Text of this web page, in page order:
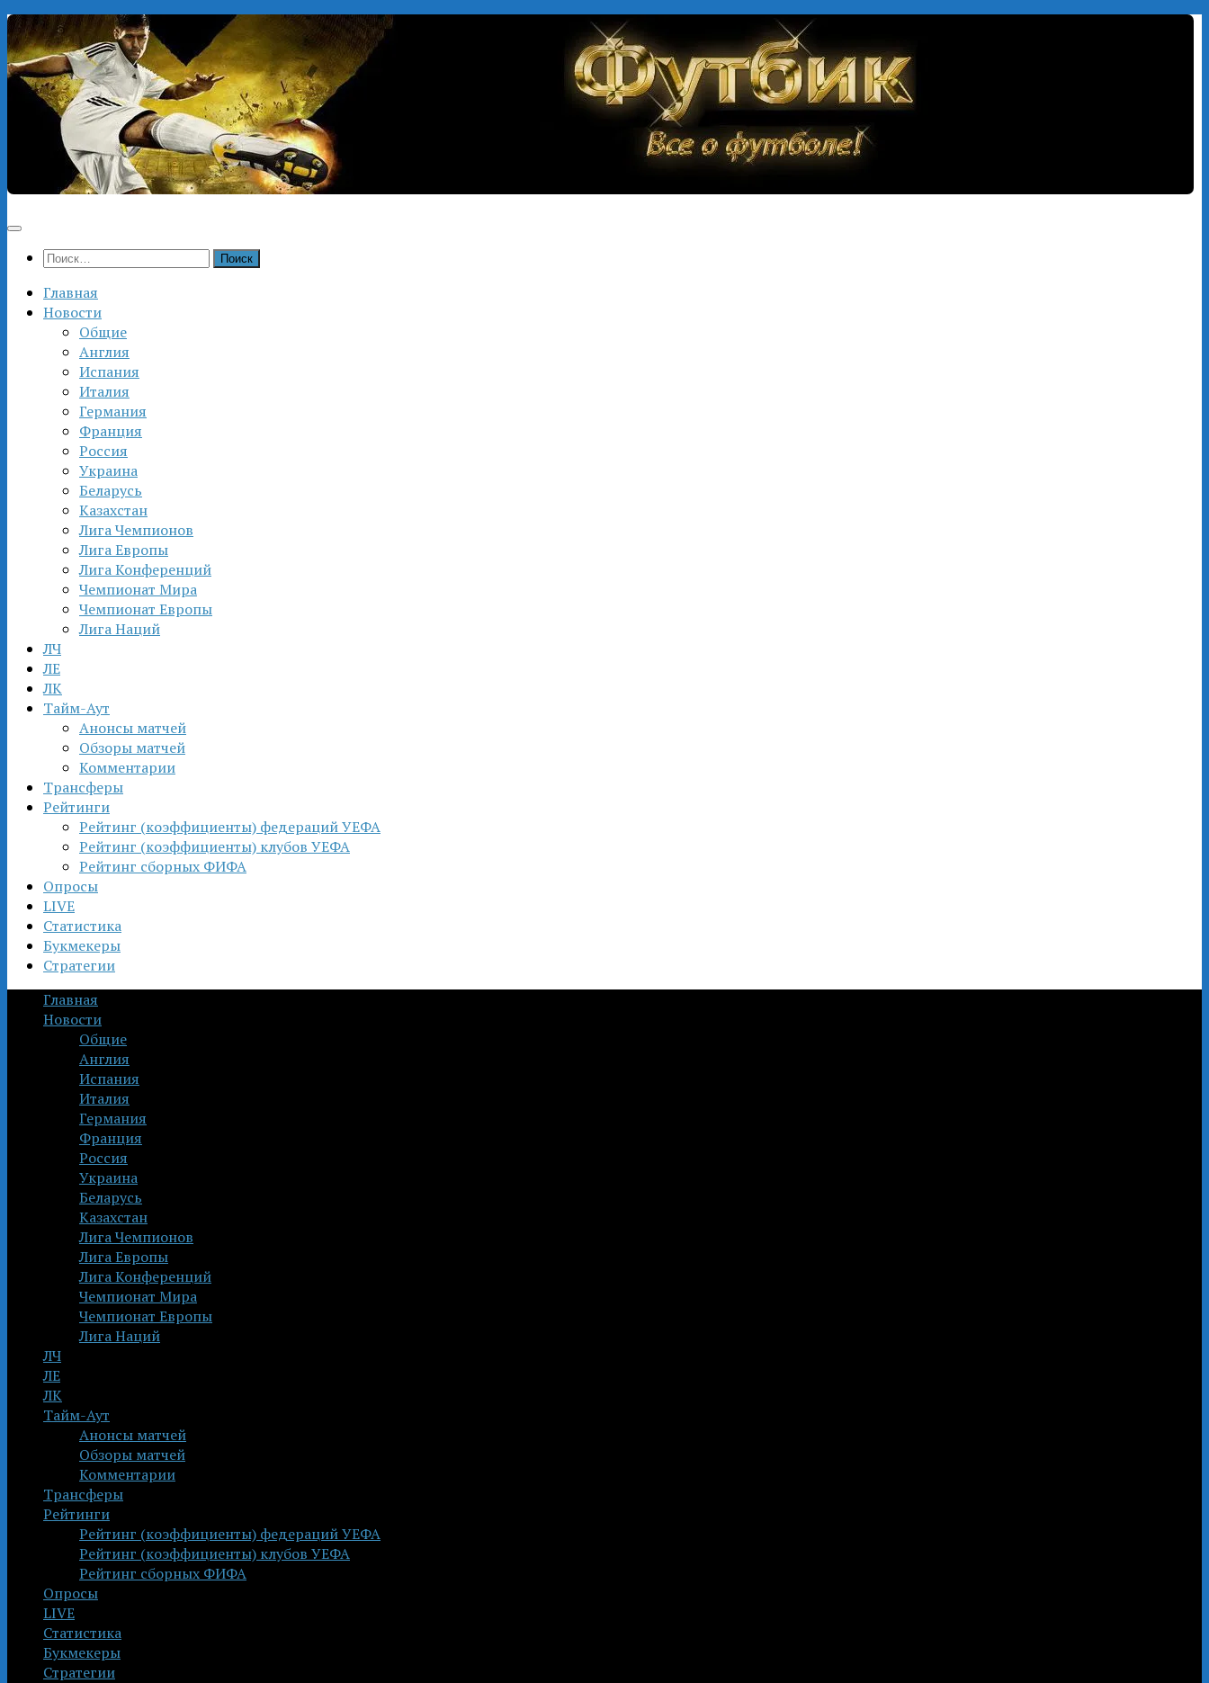
Перейти
к
содержимому
Найти:
Главная
Новости
Общие
Англия
Испания
Италия
Германия
Франция
Россия
Украина
Беларусь
Казахстан
Лига Чемпионов
Лига Европы
Лига Конференций
Чемпионат Мира
Чемпионат Европы
Лига Наций
ЛЧ
ЛЕ
ЛК
Тайм-Аут
Анонсы матчей
Обзоры матчей
Комментарии
Трансферы
Рейтинги
Рейтинг (коэффициенты) федераций УЕФА
Рейтинг (коэффициенты) клубов УЕФА
Рейтинг сборных ФИФА
Опросы
LIVE
Статистика
Букмекеры
Стратегии
Главная
Новости
Общие
Англия
Испания
Италия
Германия
Франция
Россия
Украина
Беларусь
Казахстан
Лига Чемпионов
Лига Европы
Лига Конференций
Чемпионат Мира
Чемпионат Европы
Лига Наций
ЛЧ
ЛЕ
ЛК
Тайм-Аут
Анонсы матчей
Обзоры матчей
Комментарии
Трансферы
Рейтинги
Рейтинг (коэффициенты) федераций УЕФА
Рейтинг (коэффициенты) клубов УЕФА
Рейтинг сборных ФИФА
Опросы
LIVE
Статистика
Букмекеры
Стратегии